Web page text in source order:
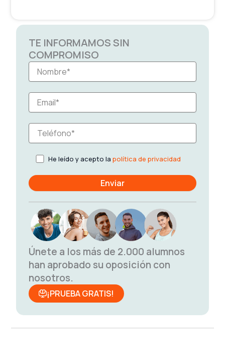
TE INFORMAMOS SIN
COMPROMISO
He leído y acepto la política de privacidad
Únete a los más de 2.000 alumnos
han aprobado su oposición con
nosotros.
¡PRUEBA GRATIS!